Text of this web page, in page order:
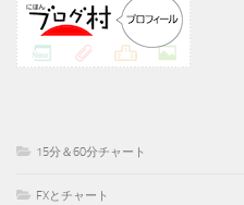
15分＆60分チャート
FXとチャート